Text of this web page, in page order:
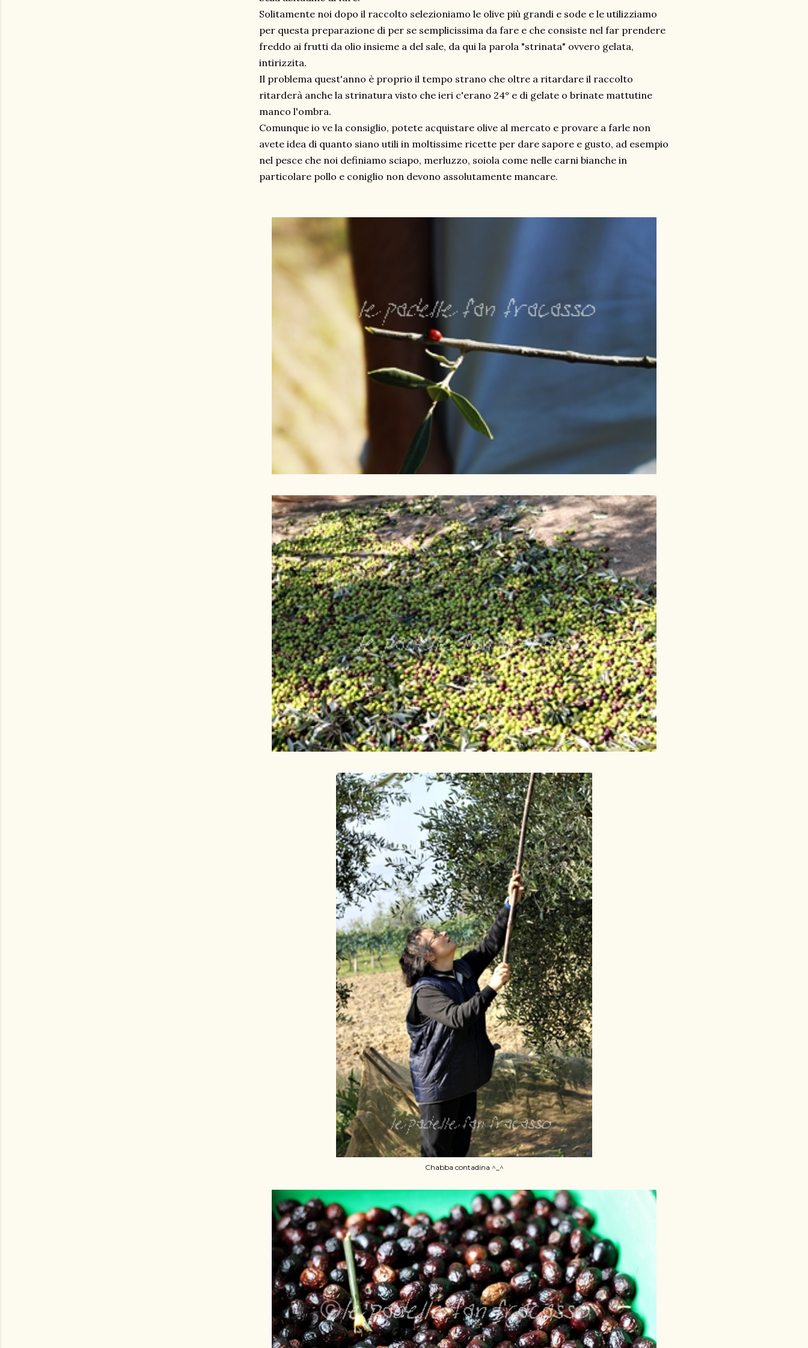
Solitamente noi dopo il raccolto selezioniamo le olive più grandi e sode e le utilizziamo
per questa preparazione di per se semplicissima da fare e che consiste nel far prendere
freddo ai frutti da olio insieme a del sale, da qui la parola "strinata" ovvero gelata,
intirizzita.
Il problema quest'anno è proprio il tempo strano che oltre a ritardare il raccolto
ritarderà anche la strinatura visto che ieri c'erano 24° e di gelate o brinate mattutine
manco l'ombra.
Comunque io ve la consiglio, potete acquistare olive al mercato e provare a farle non
avete idea di quanto siano utili in moltissime ricette per dare sapore e gusto, ad esempio
nel pesce che noi definiamo sciapo, merluzzo, soiola come nelle carni bianche in
particolare pollo e coniglio non devono assolutamente mancare.
Chabba contadina ^_^